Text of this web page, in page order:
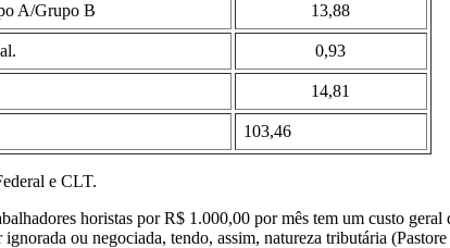
A/Grupo B 13,88
0,93
14,81
103,46
e CLT.
horistas por R$ 1.000,00 por mês tem um custo
ou negociada, tendo, assim, natureza tributária